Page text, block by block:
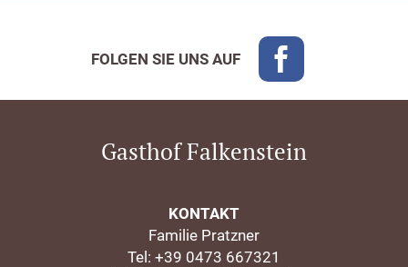
FOLGEN SIE UNS AUF
Gasthof Falkenstein
KONTAKT
Familie Pratzner
Tel: +39 0473 667321